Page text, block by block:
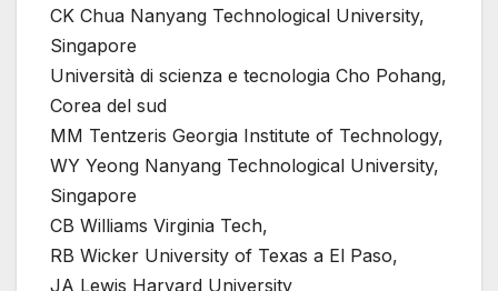
CK Chua Nanyang Technological University,
Singapore
Università di scienza e tecnologia Cho Pohang,
Corea del sud
MM Tentzeris Georgia Institute of Technology,
WY Yeong Nanyang Technological University,
Singapore
CB Williams Virginia Tech,
RB Wicker University of Texas a El Paso,
JA Lewis Harvard University